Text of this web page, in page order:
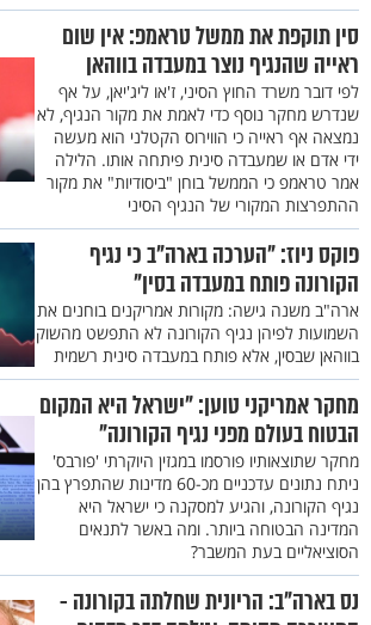
סין תוקפת את ממשל טראמפ: אין שום
ראייה שהנגיף נוצר במעבדה בווהאן
לפי דובר משרד החוץ הסיני, ז'או ליג'יאן, על אף
שנדרש מחקר נוסף כדי לאמת את מקור הנגיף, לא
נמצאה אף ראייה כי הווירוס הקטלני הוא מעשה
ידי אדם או שמעבדה סינית פיתחה אותו. הלילה
אמר טראמפ כי הממשל בוחן "ביסודיות" את מקור
ההתפרצות המקורי של הנגיף הסיני
פוקס ניוז: "הערכה בארה"ב כי נגיף
הקורונה פותח במעבדה בסין"
ארה"ב משנה גישה: מקורות אמריקנים בוחנים את
השמועות לפיהן נגיף הקורונה לא התפשט מהשוק
בווהאן שבסין, אלא פותח במעבדה סינית רשמית
מחקר אמריקני טוען: "ישראל היא המקום
הבטוח בעולם מפני נגיף הקורונה"
מחקר שתוצאותיו פורסמו במגזין היוקרתי 'פורבס'
ניתח נתונים עדכניים מכ-60 מדינות שהתפרץ בהן
נגיף הקורונה, והגיע למסקנה כי ישראל היא
המדינה הבטוחה ביותר. ומה באשר לתנאים
הסוציאליים בעת המשבר?
נס בארה"ב: הריונית שחלתה בקורונה -